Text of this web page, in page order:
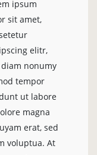
ipsum
sit amet,
elitr,
nonumy
tempor
ut labore
magna
erat, sed
voluptua. At